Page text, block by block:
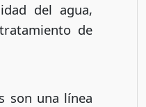
del agua,
de
son una línea